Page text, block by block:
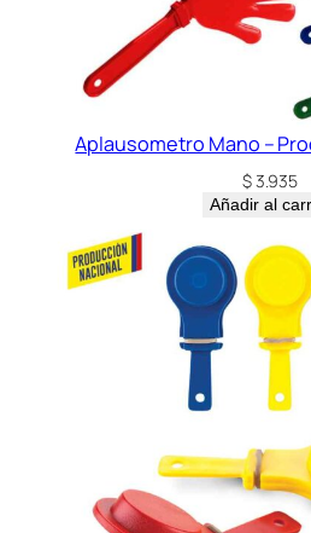
Aplausometro Mano –
$3.935
Añadir al